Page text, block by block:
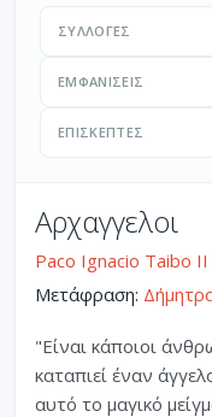
ΣΥΛΛΟΓΈΣ
ΕΜΦΑΝΊΣΕΙΣ
ΕΠΙΣΚΈΠΤΕΣ
Αρχαγγελοι
Paco Ignacio Taibo II
Μετάφραση:
"Είναι κάποιοι
καταπιεί έναν
αυτό το μαγικό